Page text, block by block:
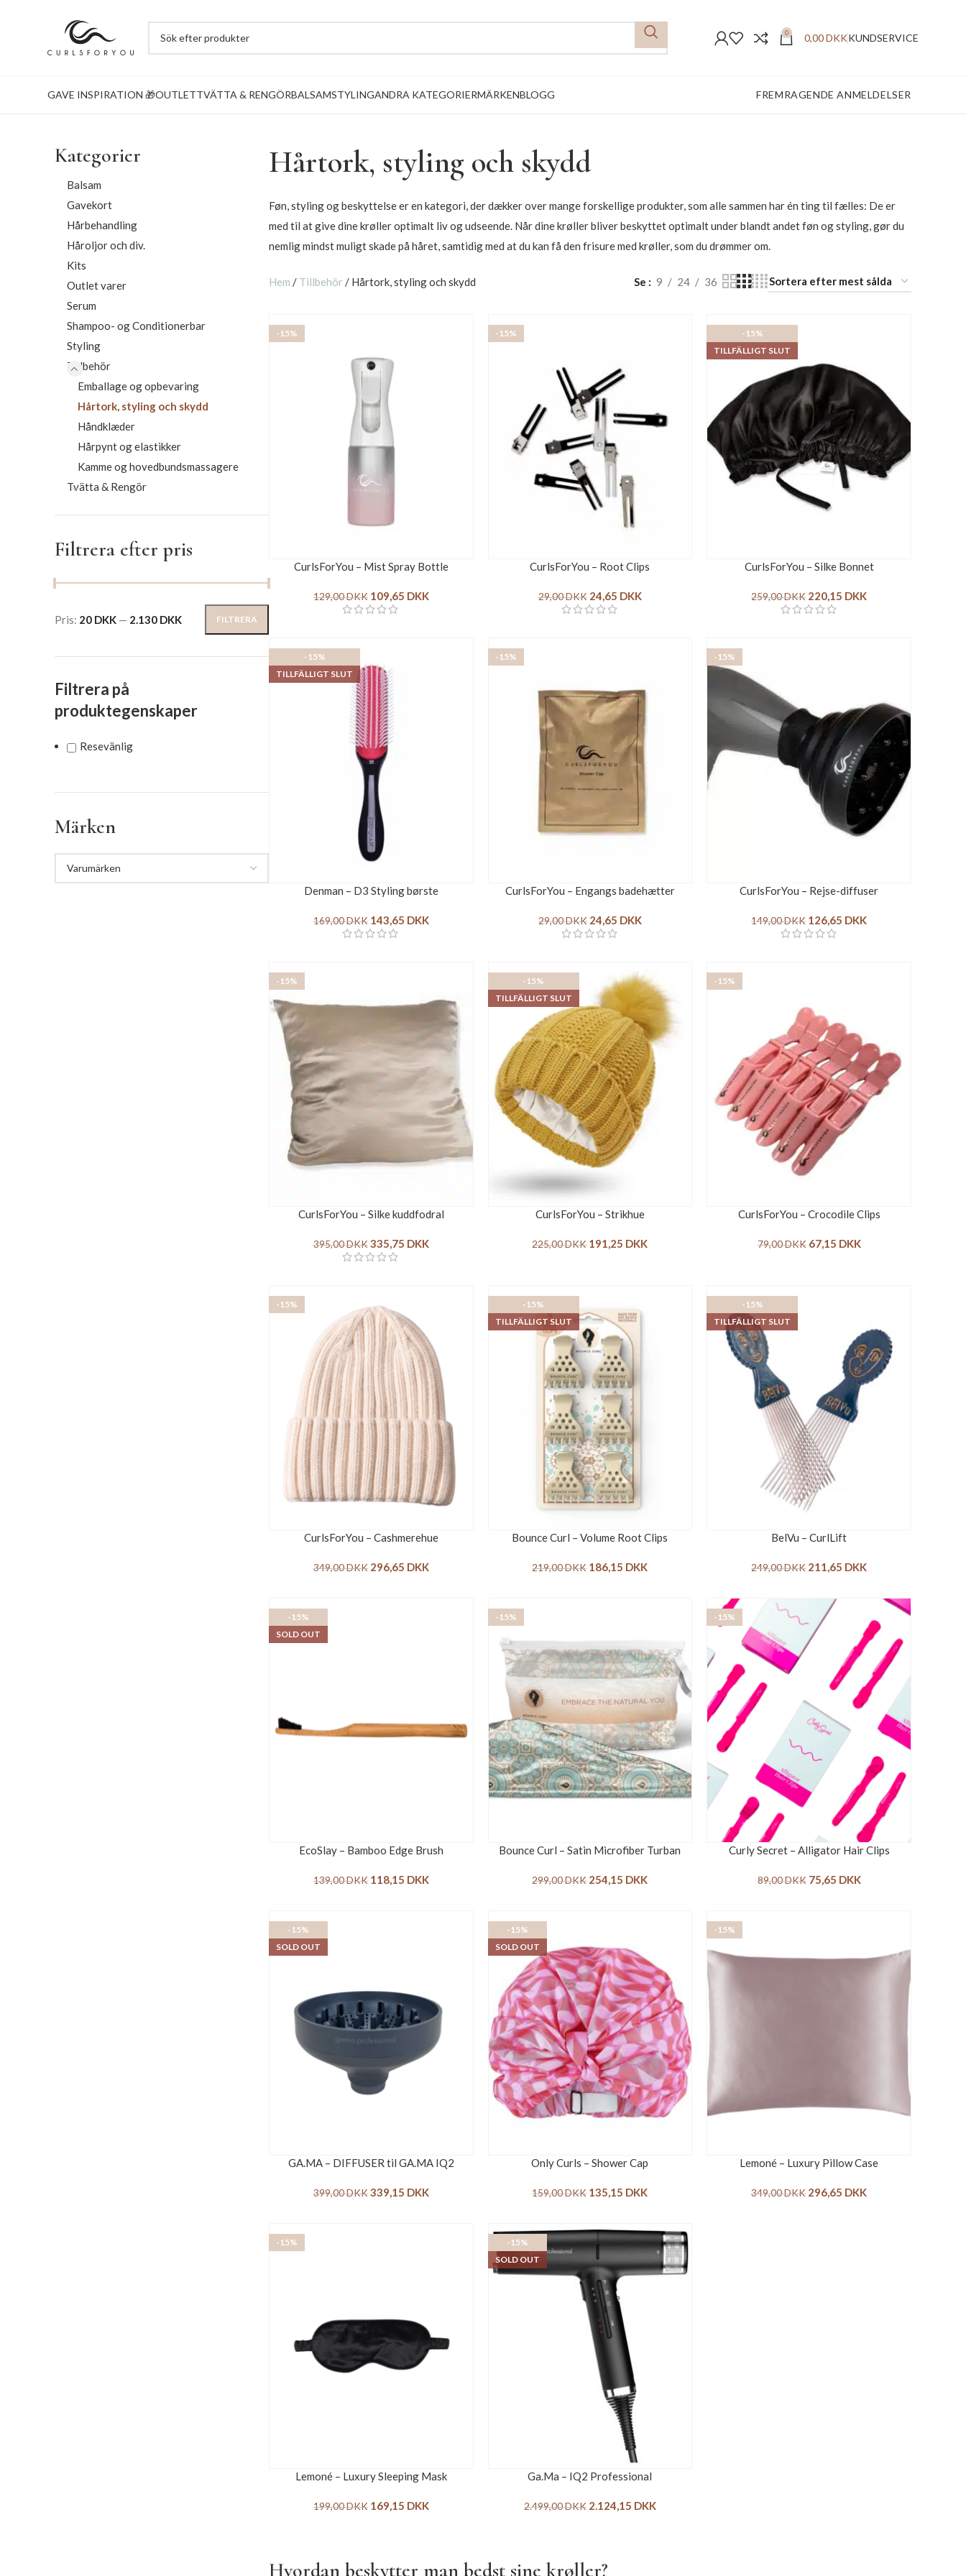
0 0,00DKKKUNDSERVICE
GAVE INSPIRATION 🎁OUTLETTVÄTTA & RENGÖRBALSAMSTYLINGANDRA KATEGORIERMÄRKENBLOGG GRATIS FRAGT V/599,- I DK
Kategorier
Balsam
Gavekort
Hårbehandling
Håroljor och div.
Kits
Outlet varer
Serum
Shampoo- og Conditionerbar
Styling
Tillbehör
Emballage og opbevaring
Hårtork, styling och skydd
Håndklæder
Hårpynt og elastikker
Kamme og hovedbundsmassagere
Tvätta & Rengör
Filtrera efter pris
FILTRERA
Pris: 20 DKK — 2.130 DKK
Filtrera på
produktegenskaper
Resevänlig
Märken
Hårtork, styling och skydd
Føn, styling og beskyttelse er en kategori, der dækker over mange forskellige produkter, som alle sammen har én ting til fælles: De er
med til at give dine krøller optimalt liv og udseende. Når dine krøller bliver beskyttet optimalt under blandt andet føn og styling, gør du
nemlig mindst muligt skade på håret, samtidig med at du kan få den frisure med krøller, som du drømmer om.
Hem / Tillbehör / Hårtork, styling och skydd Se 9 24 36
-15%
CurlsForYou – Mist Spray Bottle
129,00DKK 109,65 DKK
-15%
CurlsForYou – Root Clips
29,00DKK 24,65 DKK
-15%
TILLFÄLLIGT SLUT
CurlsForYou – Silke Bonnet
259,00DKK 220,15 DKK
-15%
TILLFÄLLIGT SLUT
Denman – D3 Styling børste
169,00DKK 143,65 DKK
-15%
CurlsForYou – Engangs badehætter
29,00DKK 24,65 DKK
-15%
CurlsForYou – Rejse-diffuser
149,00DKK 126,65 DKK
-15%
CurlsForYou – Silke kuddfodral
395,00DKK335,75 DKK
-15%
TILLFÄLLIGT SLUT
CurlsForYou – Strikhue
225,00DKK 191,25 DKK
-15%
CurlsForYou – Crocodile Clips
79,00DKK 67,15 DKK
-15%
CurlsForYou – Cashmerehue
349,00DKK 296,65 DKK
-15%
TILLFÄLLIGT SLUT
Bounce Curl – Volume Root Clips
219,00DKK 186,15 DKK
-15%
TILLFÄLLIGT SLUT
BelVu – CurlLift
249,00DKK 211,65 DKK
-15%
SOLD OUT
EcoSlay – Bamboo Edge Brush
139,00DKK 118,15 DKK
-15%
Bounce Curl – Satin Microfiber Turban
299,00DKK 254,15 DKK
-15%
Curly Secret – Alligator Hair Clips
89,00DKK 75,65 DKK
-15%
SOLD OUT
GA.MA – DIFFUSER til GA.MA IQ2
399,00DKK339,15 DKK
-15%
SOLD OUT
Only Curls – Shower Cap
159,00DKK 135,15 DKK
-15%
Lemoné – Luxury Pillow Case
349,00DKK 296,65 DKK
-15%
Lemoné – Luxury Sleeping Mask
199,00DKK 169,15 DKK
-15%
SOLD OUT
Ga.Ma – IQ2 Professional
2.499,00DKK 2.124,15 DKK
Hvordan beskytter man bedst sine krøller?